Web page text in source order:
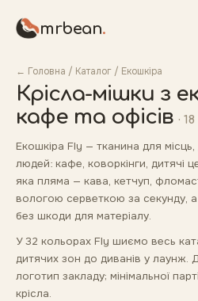
mrbean.
← Головна / Каталог / Екошкіра
Крісла-мішки з
кафе та офісів ·18
Екошкіра Fly — тканина для
людей: кафе, коворкінги, дитячі
яка пляма — кава, кетчуп,
вологою серветкою за секунду, а
без шкоди для матеріалу.
У 32 кольорах Fly шиємо весь
дитячих зон до диванів у лаунж.
логотип закладу; мінімальної
крісла.